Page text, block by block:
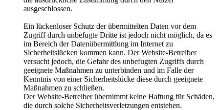
ausgeschlossen.
Ein lückenloser Schutz der übermittelten Daten vor dem
Zugriff durch unbefugte Dritte ist jedoch nicht möglich, da es
im Bereich der Datenübermittlung im Internet zu
Sicherheitslücken kommen kann. Der Website-Betreiber
versucht jedoch, die Gefahr des unbefugten Zugriffs durch
geeignete Maßnahmen zu unterbinden und im Falle der
Kenntnis von einer Sicherheitslücke diese durch geeignete
Maßnahmen zu schließen.
Der Website-Betreiber übernimmt keine Haftung für Schäden,
die durch solche Sicherheitsverletzungen entstehen.